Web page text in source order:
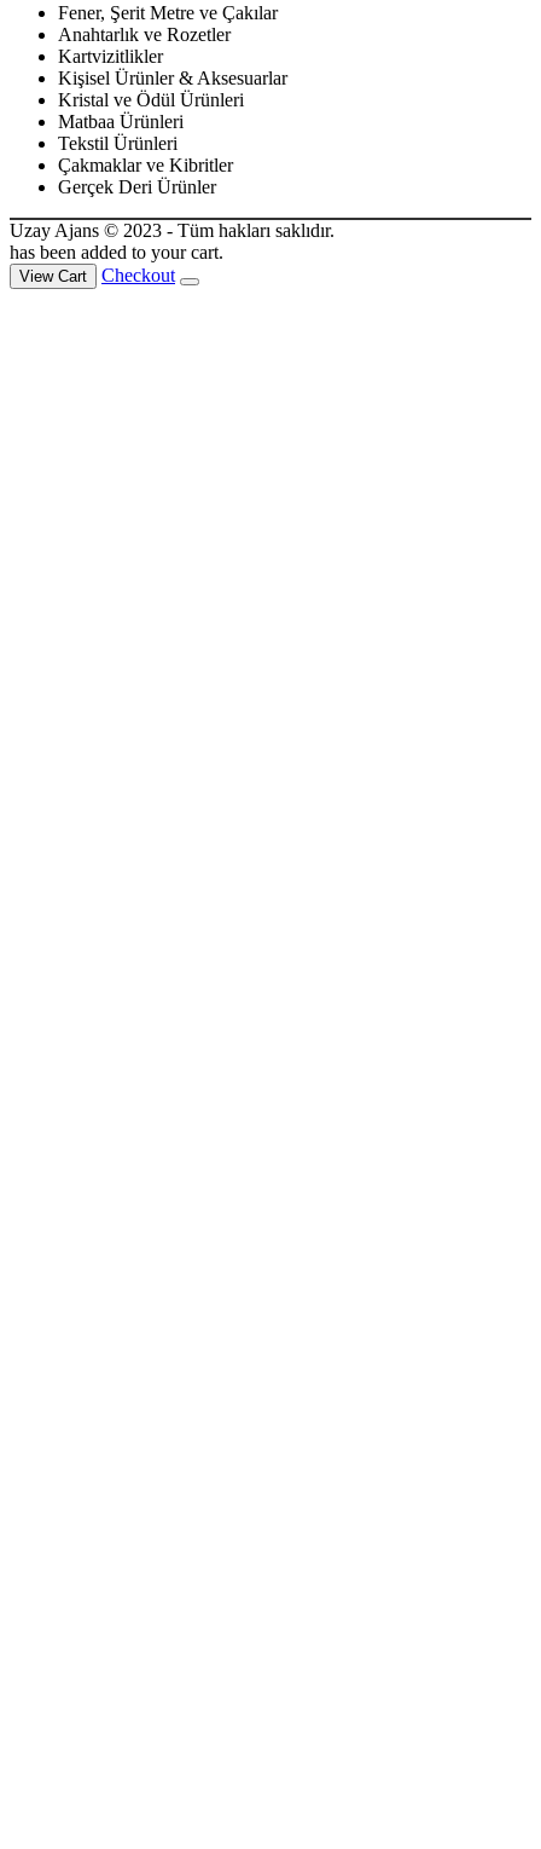
Fener, Şerit Metre ve Çakılar
Anahtarlık ve Rozetler
Kartvizitlikler
Kişisel Ürünler & Aksesuarlar
Kristal ve Ödül Ürünleri
Matbaa Ürünleri
Tekstil Ürünleri
Çakmaklar ve Kibritler
Gerçek Deri Ürünler
Uzay Ajans © 2023 - Tüm hakları saklıdır.
has been added to your cart.
View Cart Checkout